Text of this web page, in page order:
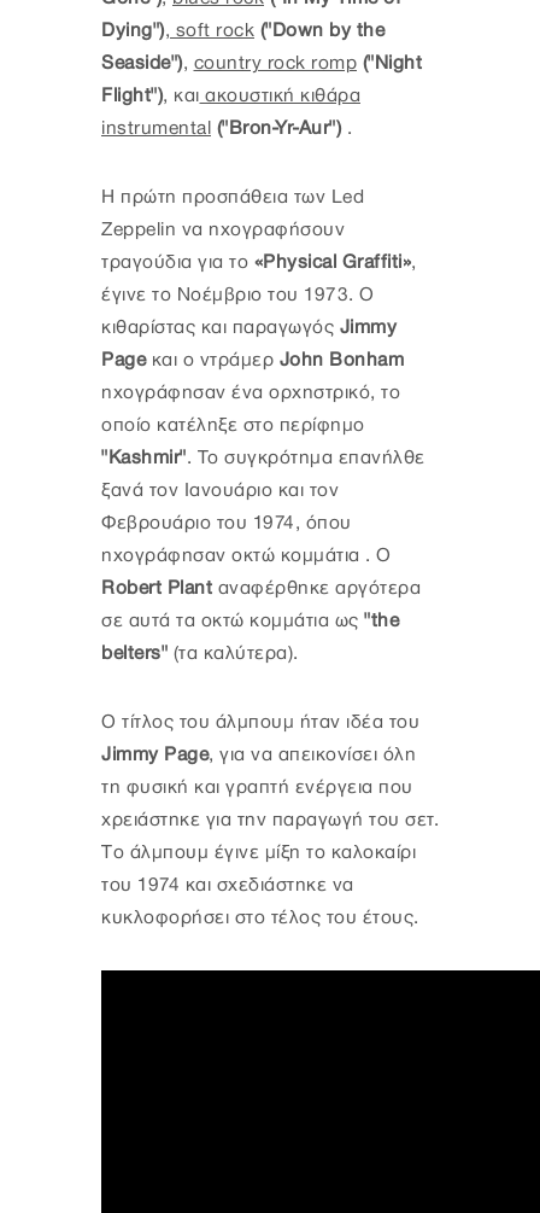
Dying"), soft rock ("Down by the
Seaside"), country rock romp ("Night
Flight"), και ακουστική κιθάρα
instrumental ("Bron-Yr-Aur").
Η πρώτη προσπάθεια των Led
Zeppelin να ηχογραφήσουν
τραγούδια για το «Physical Graffiti»,
έγινε το Νοέμβριο του 1973. Ο
κιθαρίστας και παραγωγός Jimmy
Pageκαι ο ντράμερ John Bonham
ηχογράφησαν ένα ορχηστρικό, το
οποίο κατέληξε στο περίφημο
"Kashmir". Το συγκρότημα επανήλθε
ξανά τον Ιανουάριο και τον
Φεβρουάριο του 1974, όπου
ηχογράφησαν οκτώ κομμάτια . Ο
Robert Plant αναφέρθηκε αργότερα
σε αυτά τα οκτώ κομμάτια ως "the
belters" (τα καλύτερα).
Ο τίτλος του άλμπουμ ήταν ιδέα του
Jimmy Page, για να απεικονίσει όλη
τη φυσική και γραπτή ενέργεια που
χρειάστηκε για την παραγωγή του σετ.
Tο άλμπουμ έγινε μίξη το καλοκαίρι
του 1974 και σχεδιάστηκε να
κυκλοφορήσει στο τέλος του έτους.